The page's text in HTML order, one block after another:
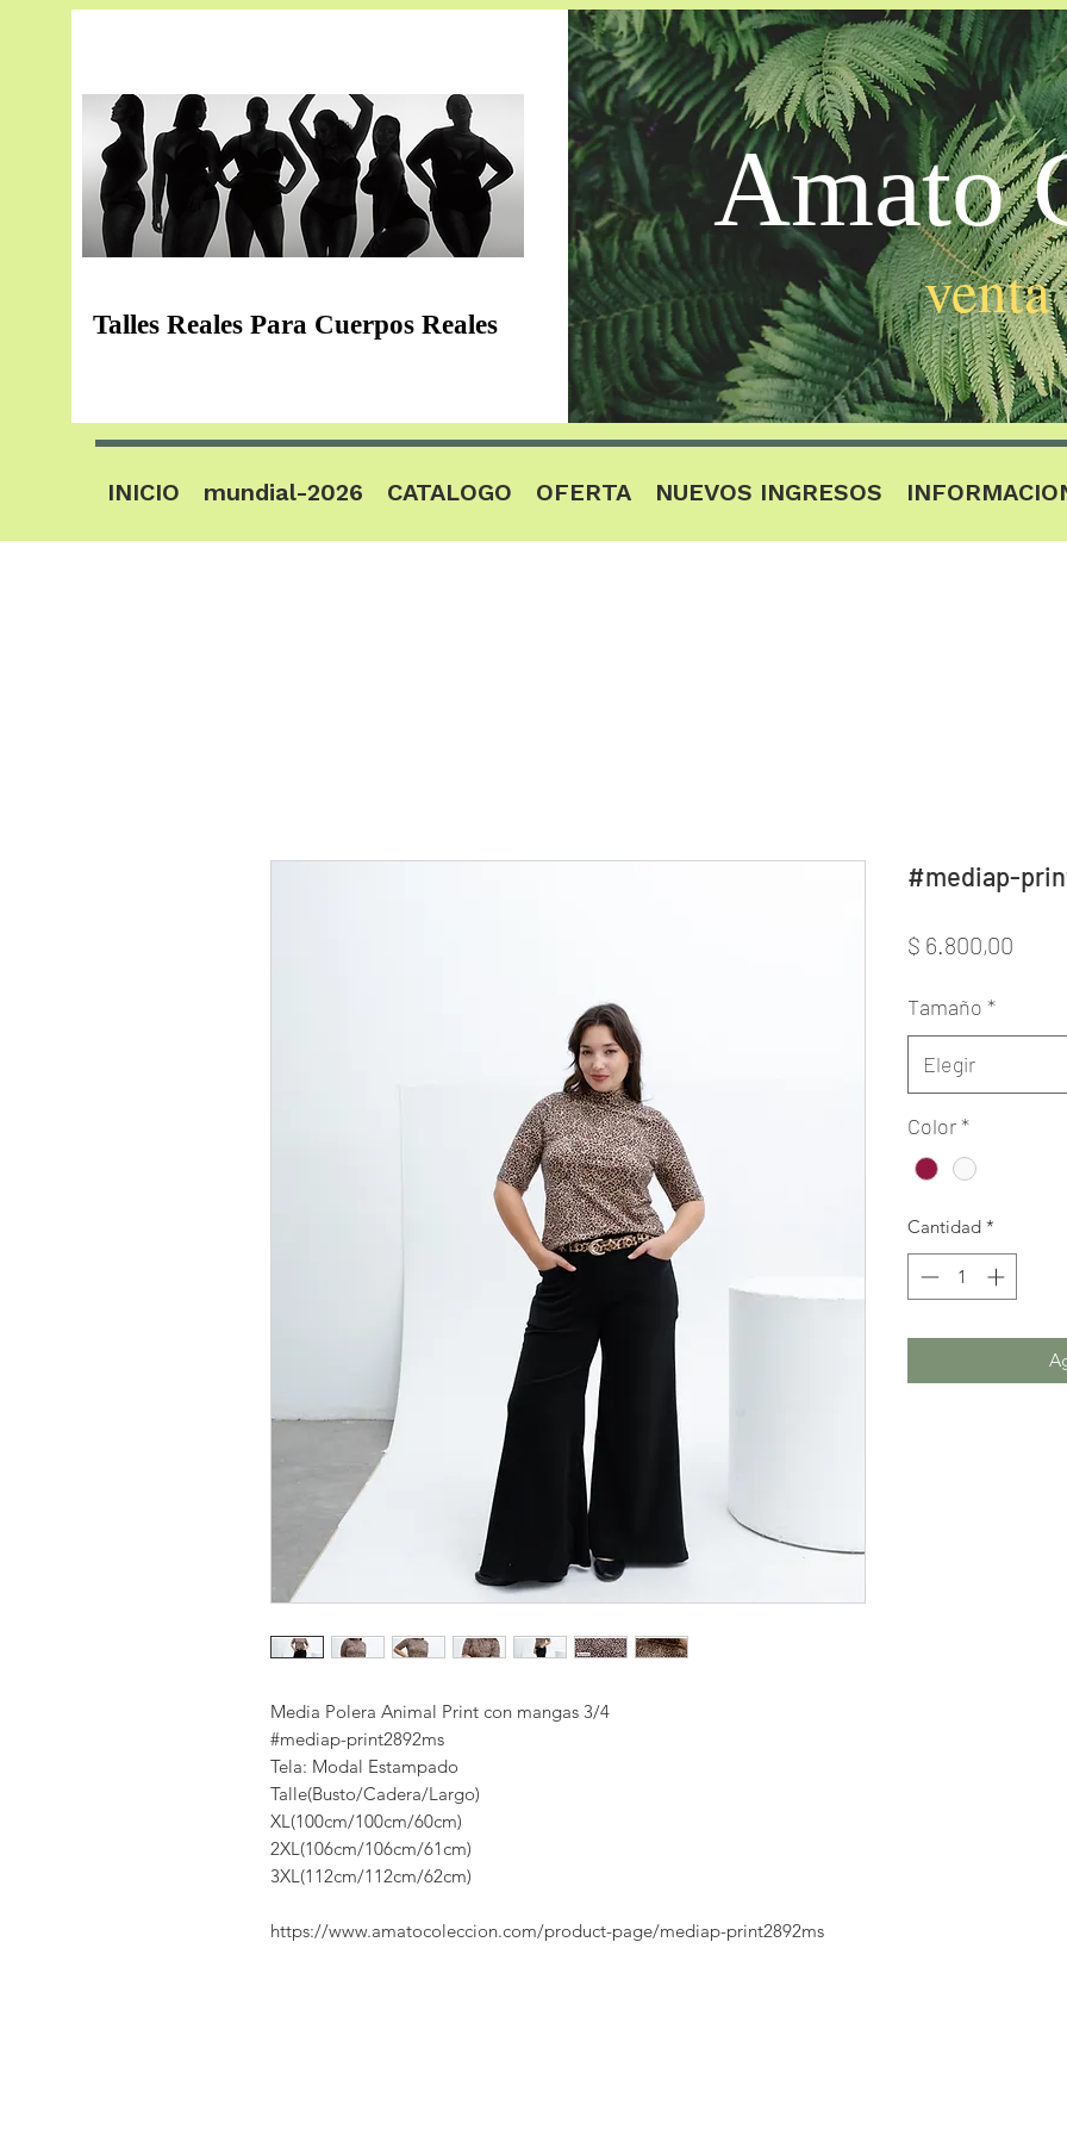
Talles Reales Para Cuerpos Reales
Amato
INICIO mundial-2026 CATALOGO OFERTA NUEVOS INGRESOS
Media Polera Animal Print con mangas 3/4
#mediap-print2892ms
Tela: Modal Estampado
Talle(Busto/Cadera/Largo)
XL(100cm/100cm/60cm)
2XL(106cm/106cm/61cm)
3XL(112cm/112cm/62cm)
https://www.amatocoleccion.com/product-page/mediap-print2892ms
#mediap-
$ 6.800,00
Tamaño *
Elegir
Color*
Cantidad *